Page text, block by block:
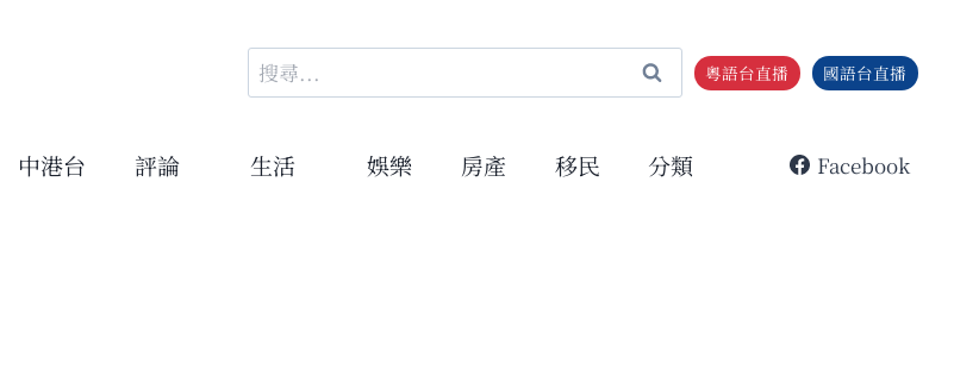
搜
尋
鍵
粵語台直播 國語台直播
中港台 評論 生活 娛樂 房產 移民 分類 Facebook